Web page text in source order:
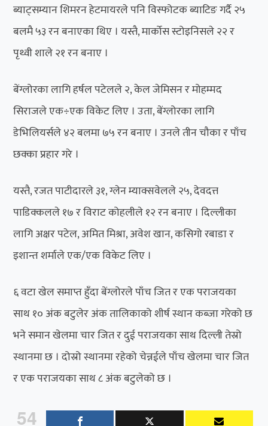
ब्याट्सम्यान शिमरन हेटमायरले पनि विस्फोटक ब्याटिङ गर्दै २५
बलमै ५३ रन बनाएका थिए । यस्तै, मार्कोस स्टोइनिसले २२ र
पृथ्वी शाले २१ रन बनाए ।
बेंग्लोरका लागि हर्षल पटेलले २, केल जेमिसन र मोहम्मद
सिराजले एक÷एक विकेट लिए । उता, बेंग्लोरका लागि
डेभिलियर्सले ४२ बलमा ७५ रन बनाए । उनले तीन चौका र पाँच
छक्का प्रहार गरे ।
यस्तै, रजत पाटीदारले ३१, ग्लेन म्याक्सवेलले २५, देवदत्त
पाडिक्कलले १७ र विराट कोहलीले १२ रन बनाए । दिल्लीका
लागि अक्षर पटेल, अमित मिश्रा, अवेश खान, कसिगो रबाडा र
इशान्त शर्माले एक/एक विकेट लिए ।
६ वटा खेल समाप्त हुँदा बेंग्लोरले पाँच जित र एक पराजयका
साथ १० अंक बटुलेर अंक तालिकाको शीर्ष स्थान कब्जा गरेको छ
भने समान खेलमा चार जित र दुई पराजयका साथ दिल्ली तेस्रो
स्थानमा छ । दोस्रो स्थानमा रहेको चेन्नईले पाँच खेलमा चार जित
र एक पराजयका साथ ८ अंक बटुलेको छ ।
54